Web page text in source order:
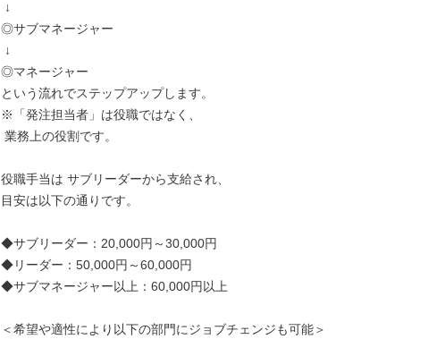
◎サブマネージャー
◎マネージャー
という流れでステップアップします。
※「発注担当者」は役職ではなく、
役職手当は サブリーダーから支給され、
目安は以下の通りです。
◆サブリーダー：20,000円～30,000円
◆リーダー：50,000円～60,000円
◆サブマネージャー以上：60,000円以上
＜希望や適性により以下の部門にジョブチェンジも可能＞